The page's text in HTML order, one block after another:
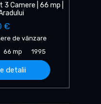
3 Camere | 66 mp |
€
de vânzare
66 mp 1995
detalii